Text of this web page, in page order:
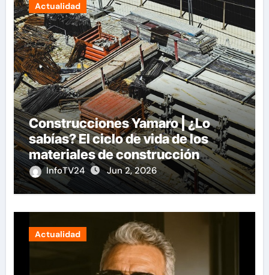
Actualidad
Construcciones Yamaro | ¿Lo
sabías? El ciclo de vida de los
materiales de construcción
revoluciona eficiencia en
proyectos modernos
InfoTV24 Jun 2, 2026
Actualidad